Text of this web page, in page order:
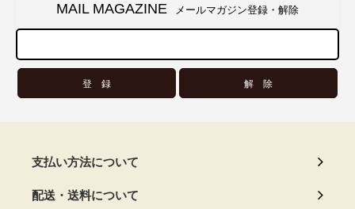
MAIL MAGAZINE メールマガジン登録・解除
支払い方法について
配送・送料について